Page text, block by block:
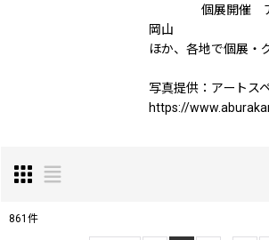
個展開催 アー
岡山
ほか、各地で個展・
写真提供：アートス
https://
861 件